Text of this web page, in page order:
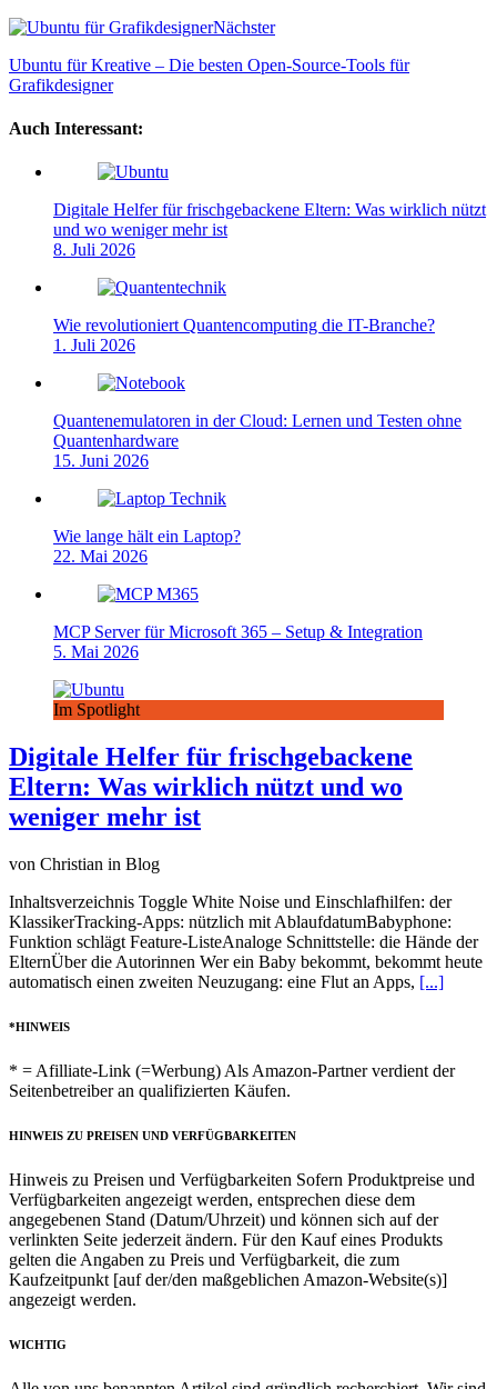
Nächster
Ubuntu für Kreative – Die besten Open-Source-Tools für
Grafikdesigner
Auch Interessant:
Digitale Helfer für frischgebackene Eltern: Was wirklich nützt
und wo weniger mehr ist
8. Juli 2026
Wie revolutioniert Quantencomputing die IT-Branche?
1. Juli 2026
Quantenemulatoren in der Cloud: Lernen und Testen ohne
Quantenhardware
15. Juni 2026
Wie lange hält ein Laptop?
22. Mai 2026
MCP Server für Microsoft 365 – Setup & Integration
5. Mai 2026
Im Spotlight
Digitale Helfer für frischgebackene
Eltern: Was wirklich nützt und wo
weniger mehr ist
von Christian in Blog
Inhaltsverzeichnis Toggle White Noise und Einschlafhilfen: der
KlassikerTracking-Apps: nützlich mit AblaufdatumBabyphone:
Funktion schlägt Feature-ListeAnaloge Schnittstelle: die Hände der
ElternÜber die Autorinnen Wer ein Baby bekommt, bekommt heute
automatisch einen zweiten Neuzugang: eine Flut an Apps, [...]
*HINWEIS
* = Afilliate-Link (=Werbung) Als Amazon-Partner verdient der
Seitenbetreiber an qualifizierten Käufen.
HINWEIS ZU PREISEN UND VERFÜGBARKEITEN
Hinweis zu Preisen und Verfügbarkeiten Sofern Produktpreise und
Verfügbarkeiten angezeigt werden, entsprechen diese dem
angegebenen Stand (Datum/Uhrzeit) und können sich auf der
verlinkten Seite jederzeit ändern. Für den Kauf eines Produkts
gelten die Angaben zu Preis und Verfügbarkeit, die zum
Kaufzeitpunkt [auf der/den maßgeblichen Amazon-Website(s)]
angezeigt werden.
WICHTIG